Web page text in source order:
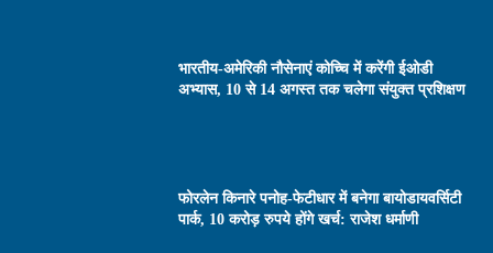
भारतीय-अमेरिकी नौसेनाएं कोच्चि में करेंगी ईओडी
अभ्यास, 10 से 14 अगस्त तक चलेगा संयुक्त प्रशिक्षण
फोरलेन किनारे पनोह-फेटीधार में बनेगा बायोडायवर्सिटी
पार्क, 10 करोड़ रुपये होंगे खर्च: राजेश धर्माणी